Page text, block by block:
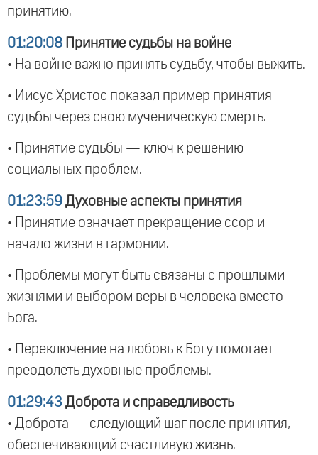
принятию.
01:20:08 Принятие судьбы на войне
• На войне важно принять судьбу, чтобы выжить.
• Иисус Христос показал пример принятия
судьбы через свою мученическую смерть.
• Принятие судьбы — ключ к решению
социальных проблем.
01:23:59 Духовные аспекты принятия
• Принятие означает прекращение ссор и
начало жизни в гармонии.
• Проблемы могут быть связаны с прошлыми
жизнями и выбором веры в человека вместо
Бога.
• Переключение на любовь к Богу помогает
преодолеть духовные проблемы.
01:29:43 Доброта и справедливость
• Доброта — следующий шаг после принятия,
обеспечивающий счастливую жизнь.